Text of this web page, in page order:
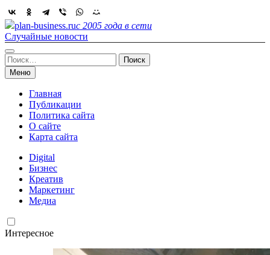
Skip
to
content
plan-business.ruс 2005 года в сети
Случайные новости
Найти:
Меню
Главная
Публикации
Политика сайта
О сайте
Карта сайта
Digital
Бизнес
Креатив
Маркетинг
Медиа
Интересное